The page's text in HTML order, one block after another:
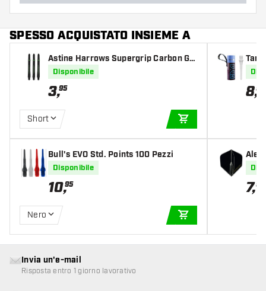
SPESSO ACQUISTATO INSIEME A
Astine Harrows Supergrip Carbon Gr
een
Disponibile
3,95
Short
Bull's EVO Std. Points 100 Pezzi
Disponibile
10,95
Nero
8,95
7,95
Invia un'e-mail
Risposta entro 1 giorno lavorativo